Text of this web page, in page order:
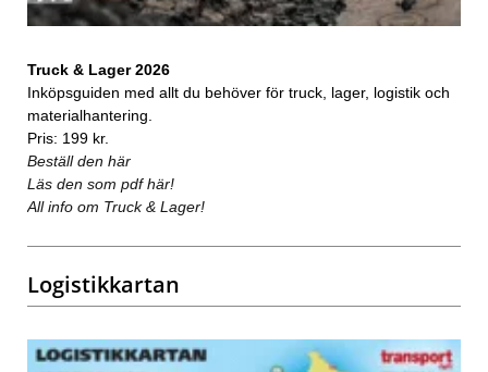
Truck & Lager 2026
Inköpsguiden med allt du behöver för truck, lager, logistik och
materialhantering.
Pris: 199 kr.
Beställ den här
Läs den som pdf här!
All info om Truck & Lager!
Logistikkartan